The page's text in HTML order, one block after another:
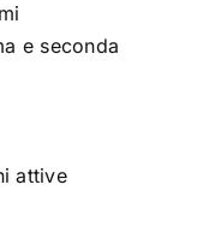
e seconda
attive